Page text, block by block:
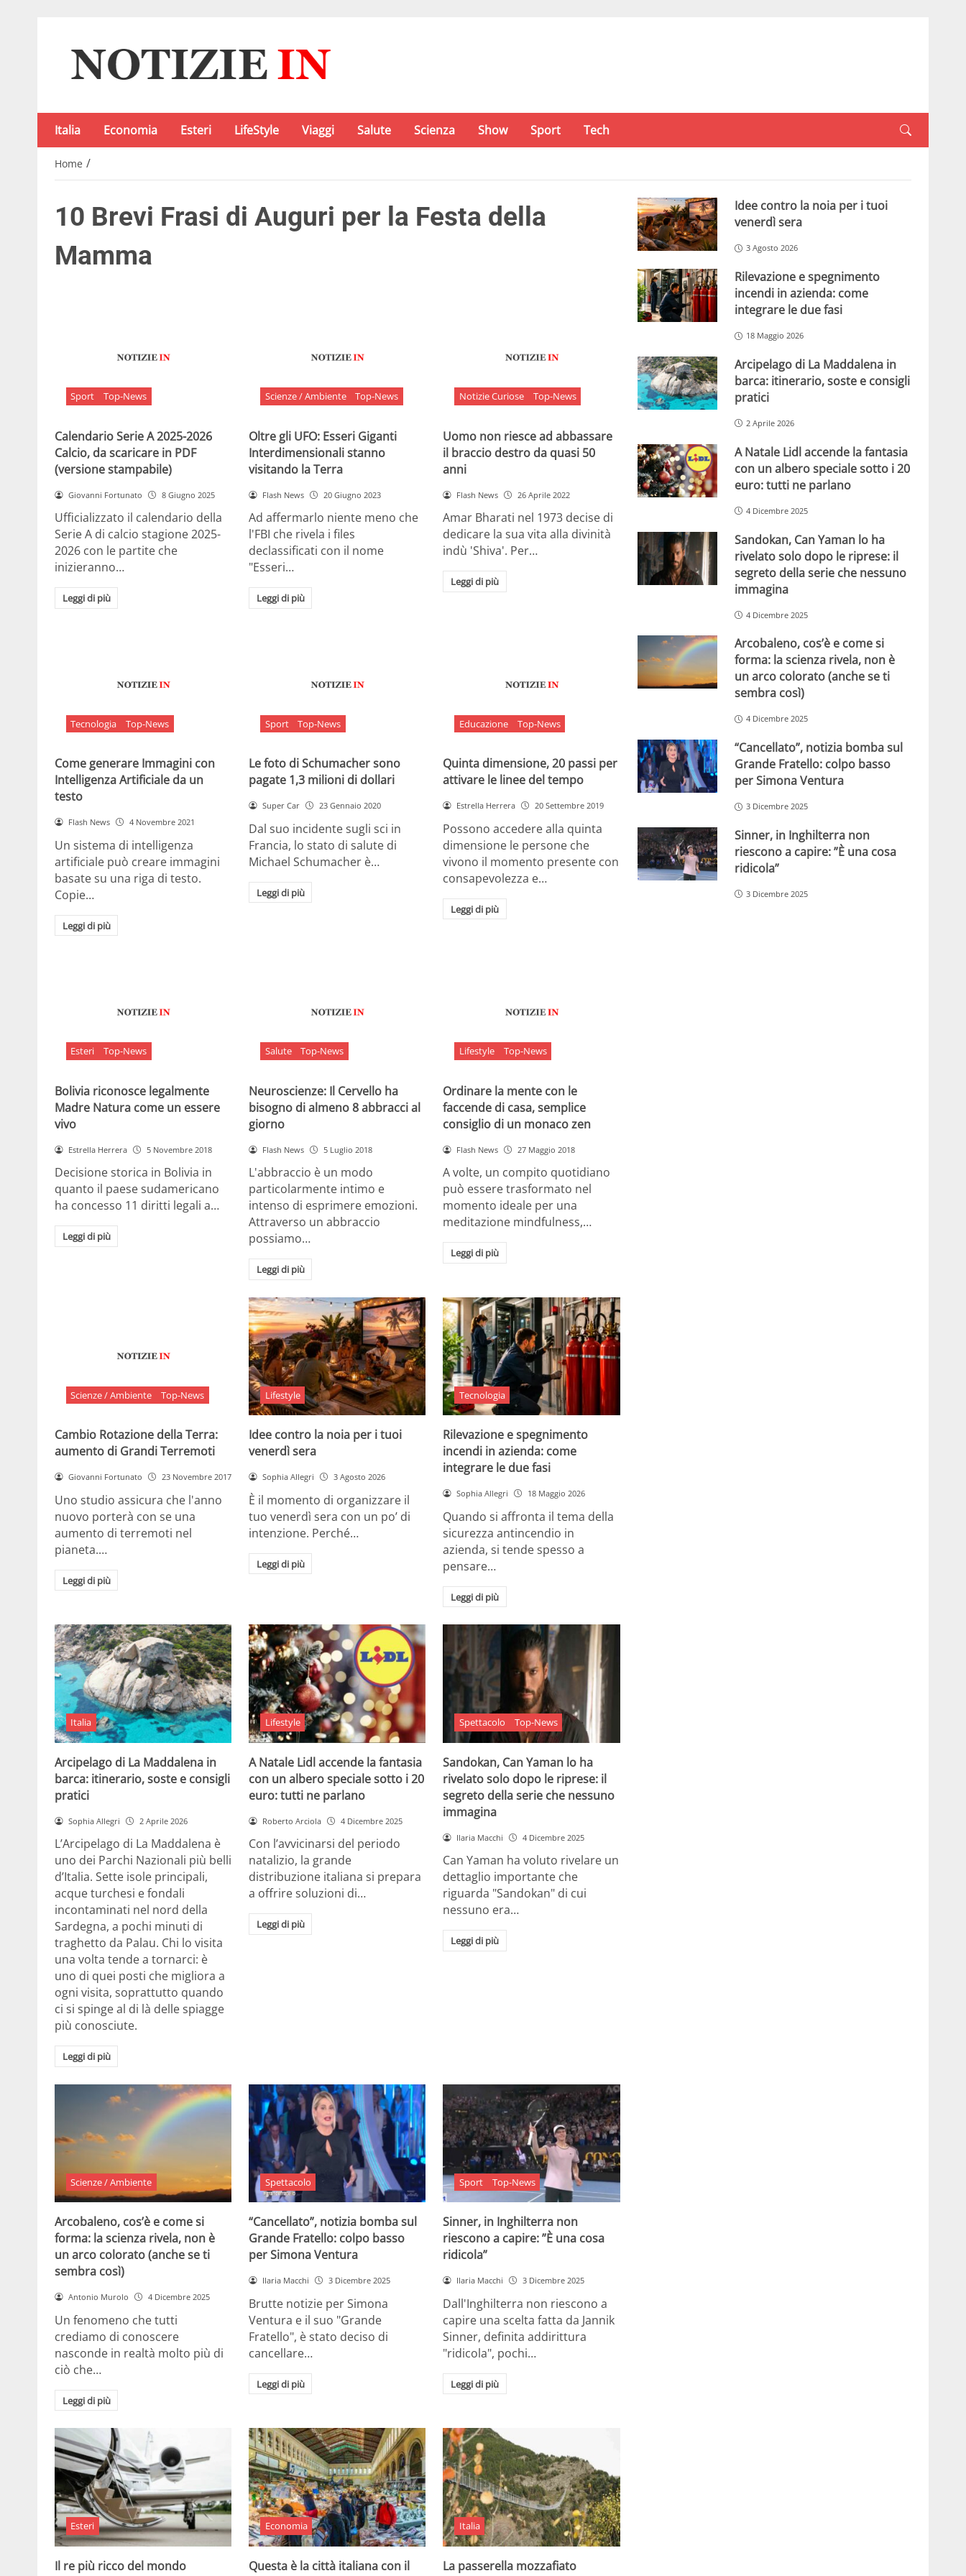
Italia Economia Esteri LifeStyle Viaggi Salute Scienza Show Sport Tech
Home /
10 Brevi Frasi di Auguri per la Festa della
Mamma
Sport Top-News
Calendario Serie A 2025-2026
Calcio, da scaricare in PDF
(versione stampabile)
Giovanni Fortunato 8 Giugno 2025
Ufficializzato il calendario della
Serie A di calcio stagione 2025-
2026 con le partite che
inizieranno…
Leggi di più
Scienze / Ambiente Top-News
Oltre gli UFO: Esseri Giganti
Interdimensionali stanno
visitando la Terra
Flash News 20 Giugno 2023
Ad affermarlo niente meno che
l'FBI che rivela i files
declassificati con il nome
"Esseri…
Leggi di più
Notizie Curiose Top-News
Uomo non riesce ad abbassare
il braccio destro da quasi 50
anni
Flash News 26 Aprile 2022
Amar Bharati nel 1973 decise di
dedicare la sua vita alla divinità
indù 'Shiva'. Per…
Leggi di più
Tecnologia Top-News
Come generare Immagini con
Intelligenza Artificiale da un
testo
Flash News 4 Novembre 2021
Un sistema di intelligenza
artificiale può creare immagini
basate su una riga di testo.
Copie…
Leggi di più
Sport Top-News
Le foto di Schumacher sono
pagate 1,3 milioni di dollari
Super Car 23 Gennaio 2020
Dal suo incidente sugli sci in
Francia, lo stato di salute di
Michael Schumacher è…
Leggi di più
Educazione Top-News
Quinta dimensione, 20 passi per
attivare le linee del tempo
Estrella Herrera 20 Settembre 2019
Possono accedere alla quinta
dimensione le persone che
vivono il momento presente con
consapevolezza e…
Leggi di più
Esteri Top-News
Bolivia riconosce legalmente
Madre Natura come un essere
vivo
Estrella Herrera 5 Novembre 2018
Decisione storica in Bolivia in
quanto il paese sudamericano
ha concesso 11 diritti legali a…
Leggi di più
Salute Top-News
Neuroscienze: Il Cervello ha
bisogno di almeno 8 abbracci al
giorno
Flash News 5 Luglio 2018
L'abbraccio è un modo
particolarmente intimo e
intenso di esprimere emozioni.
Attraverso un abbraccio
possiamo…
Leggi di più
Lifestyle Top-News
Ordinare la mente con le
faccende di casa, semplice
consiglio di un monaco zen
Flash News 27 Maggio 2018
A volte, un compito quotidiano
può essere trasformato nel
momento ideale per una
meditazione mindfulness,…
Leggi di più
Scienze / Ambiente Top-News
Cambio Rotazione della Terra:
aumento di Grandi Terremoti
Giovanni Fortunato 23 Novembre 2017
Uno studio assicura che l'anno
nuovo porterà con se una
aumento di terremoti nel
pianeta.…
Leggi di più
Lifestyle
Idee contro la noia per i tuoi
venerdì sera
Sophia Allegri 3 Agosto 2026
È il momento di organizzare il
tuo venerdì sera con un po’ di
intenzione. Perché…
Leggi di più
Tecnologia
Rilevazione e spegnimento
incendi in azienda: come
integrare le due fasi
Sophia Allegri 18 Maggio 2026
Quando si affronta il tema della
sicurezza antincendio in
azienda, si tende spesso a
pensare…
Leggi di più
Italia
Arcipelago di La Maddalena in
barca: itinerario, soste e consigli
pratici
Sophia Allegri 2 Aprile 2026
L’Arcipelago di La Maddalena è
uno dei Parchi Nazionali più belli
d’Italia. Sette isole principali,
acque turchesi e fondali
incontaminati nel nord della
Sardegna, a pochi minuti di
traghetto da Palau. Chi lo visita
una volta tende a tornarci: è
uno di quei posti che migliora a
ogni visita, soprattutto quando
ci si spinge al di là delle spiagge
più conosciute.
Leggi di più
Lifestyle
A Natale Lidl accende la fantasia
con un albero speciale sotto i 20
euro: tutti ne parlano
Roberto Arciola 4 Dicembre 2025
Con l’avvicinarsi del periodo
natalizio, la grande
distribuzione italiana si prepara
a offrire soluzioni di…
Leggi di più
Spettacolo Top-News
Sandokan, Can Yaman lo ha
rivelato solo dopo le riprese: il
segreto della serie che nessuno
immagina
Ilaria Macchi 4 Dicembre 2025
Can Yaman ha voluto rivelare un
dettaglio importante che
riguarda "Sandokan" di cui
nessuno era…
Leggi di più
Scienze / Ambiente
Arcobaleno, cos’è e come si
forma: la scienza rivela, non è
un arco colorato (anche se ti
sembra così)
Antonio Murolo 4 Dicembre 2025
Un fenomeno che tutti
crediamo di conoscere
nasconde in realtà molto più di
ciò che…
Leggi di più
Spettacolo
“Cancellato”, notizia bomba sul
Grande Fratello: colpo basso
per Simona Ventura
Ilaria Macchi 3 Dicembre 2025
Brutte notizie per Simona
Ventura e il suo "Grande
Fratello", è stato deciso di
cancellare…
Leggi di più
Sport Top-News
Sinner, in Inghilterra non
riescono a capire: ”È una cosa
ridicola”
Ilaria Macchi 3 Dicembre 2025
Dall'Inghilterra non riescono a
capire una scelta fatta da Jannik
Sinner, definita addirittura
"ridicola", pochi…
Leggi di più
Esteri
Il re più ricco del mondo
Economia
Questa è la città italiana con il
Italia
La passerella mozzafiato
Idee contro la noia per i tuoi
venerdì sera
3 Agosto 2026
Rilevazione e spegnimento
incendi in azienda: come
integrare le due fasi
18 Maggio 2026
Arcipelago di La Maddalena in
barca: itinerario, soste e consigli
pratici
2 Aprile 2026
A Natale Lidl accende la fantasia
con un albero speciale sotto i 20
euro: tutti ne parlano
4 Dicembre 2025
Sandokan, Can Yaman lo ha
rivelato solo dopo le riprese: il
segreto della serie che nessuno
immagina
4 Dicembre 2025
Arcobaleno, cos’è e come si
forma: la scienza rivela, non è
un arco colorato (anche se ti
sembra così)
4 Dicembre 2025
“Cancellato”, notizia bomba sul
Grande Fratello: colpo basso
per Simona Ventura
3 Dicembre 2025
Sinner, in Inghilterra non
riescono a capire: ”È una cosa
ridicola”
3 Dicembre 2025